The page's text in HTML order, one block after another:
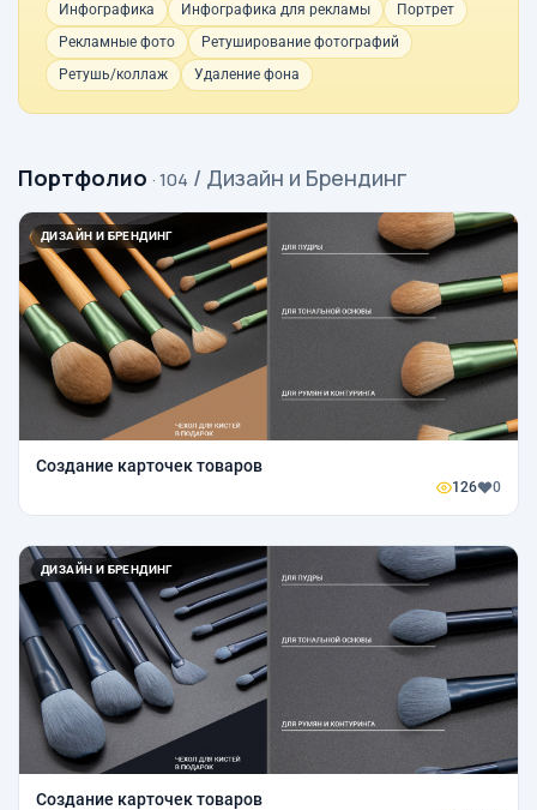
Инфографика
Инфографика для рекламы
Портрет
Рекламные фото
Ретуширование фотографий
Ретушь/коллаж
Удаление фона
Портфолио · 104 / Дизайн и Брендинг
ДИЗАЙН И БРЕНДИНГ
Создание карточек товаров
126 0
ДИЗАЙН И БРЕНДИНГ
Создание карточек товаров